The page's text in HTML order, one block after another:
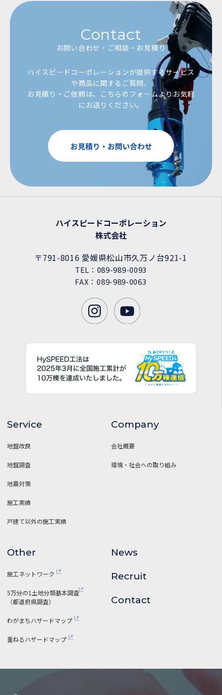
Contact
お問い合わせ・ご相談・お見積り
ハイスピードコーポレーションが提供するサービス
や商品に関するご質問、
お見積り・ご依頼は、こちらのフォームよりお気軽
にお送りください。
ハイスピードコーポレーション
株式会社
〒791-8016 愛媛県松山市久万ノ台921-1
TEL：089-989-0093
FAX：089-989-0063
Service
地盤改良
地盤調査
地震対策
施工実績
戸建て以外の施工実績
Company
会社概要
環境・社会への取り組み
Other
施工ネットワーク
5万分の1土地分類基本調査
（都道府県調査）
わがまちハザードマップ
重ねるハザードマップ
News
Recruit
Contact